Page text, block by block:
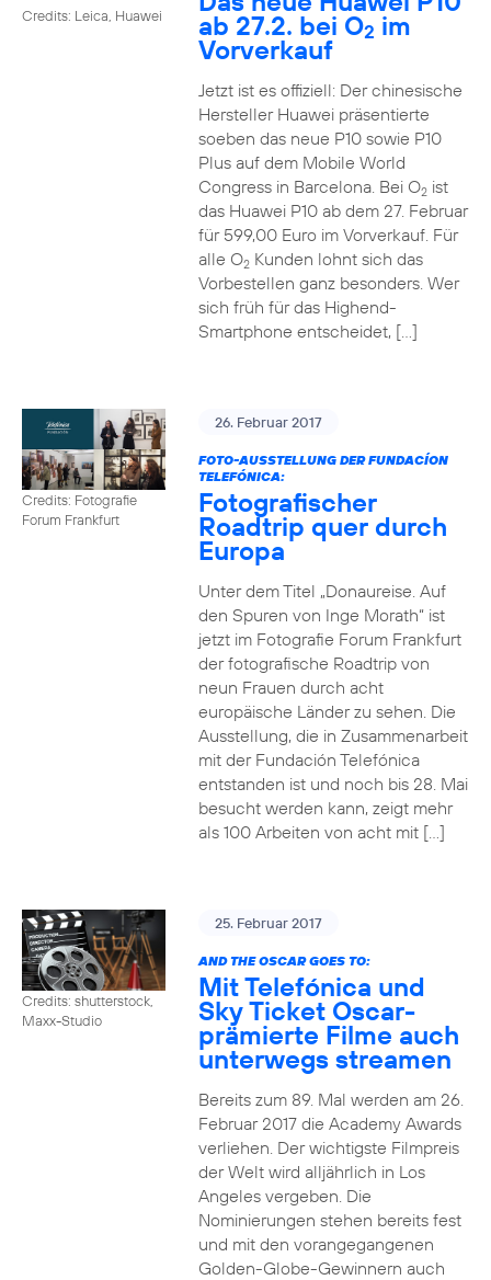
Credits: Leica, Huawei ab 27.2. bei O2 im
Vorverkauf
Jetzt ist es offiziell: Der chinesische
Hersteller Huawei präsentierte
soeben das neue P10 sowie P10
Plus auf dem Mobile World
Congress in Barcelona. Bei O2ist
das Huawei P10 ab dem 27. Februar
für 599,00 Euro im Vorverkauf. Für
alle O2Kunden lohnt sich das
Vorbestellen ganz besonders. Wer
sich früh für das Highend-
Smartphone entscheidet, […]
Credits: Fotografie
Forum Frankfurt
26. Februar 2017
FOTO-AUSSTELLUNG DER FUNDACÍON
TELEFÓNICA:
Fotografischer
Roadtrip quer durch
Europa
Unter dem Titel „Donaureise. Auf
den Spuren von Inge Morath“ ist
jetzt im Fotografie Forum Frankfurt
der fotografische Roadtrip von
neun Frauen durch acht
europäische Länder zu sehen. Die
Ausstellung, die in Zusammenarbeit
mit der Fundación Telefónica
entstanden ist und noch bis 28. Mai
besucht werden kann, zeigt mehr
als 100 Arbeiten von acht mit […]
Credits: shutterstock,
Maxx-Studio
25. Februar 2017
AND THE OSCAR GOES TO:
Mit Telefónica und
Sky Ticket Oscar-
prämierte Filme auch
unterwegs streamen
Bereits zum 89. Mal werden am 26.
Februar 2017 die Academy Awards
verliehen. Der wichtigste Filmpreis
der Welt wird alljährlich in Los
Angeles vergeben. Die
Nominierungen stehen bereits fest
und mit den vorangegangenen
Golden-Globe-Gewinnern auch